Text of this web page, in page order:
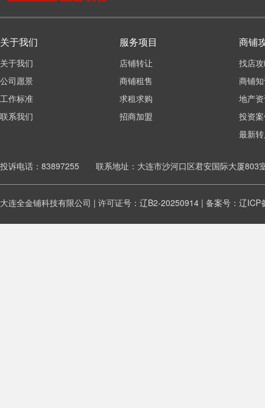
关于我们
关于我们
公司愿景
工作标准
联系我们
服务项目
店铺转让
商铺租售
求租求购
招商加盟
商铺
找店
商铺
地产
投资
最新
投诉电话：83897255 联系地址：大连市沙河口区君安国际大厦803
大连全金铺科技有限公司 | 许可证号：辽B2-20250914 | 备案号： 辽ICP